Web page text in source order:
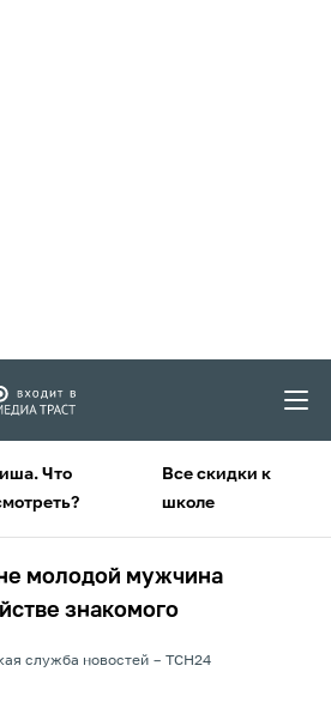
Что
Все скидки к
школе
молодой мужчина
знакомого
служба новостей ТСН24